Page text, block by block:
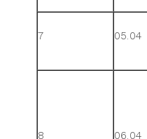
7 05.04
8 06.04